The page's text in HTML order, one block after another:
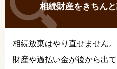
相続財産をきちん
相続放棄はやり直せません
財産や過払い金が後から出